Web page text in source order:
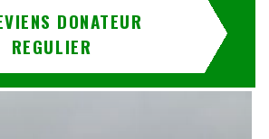
DONATEUR
REGULIER